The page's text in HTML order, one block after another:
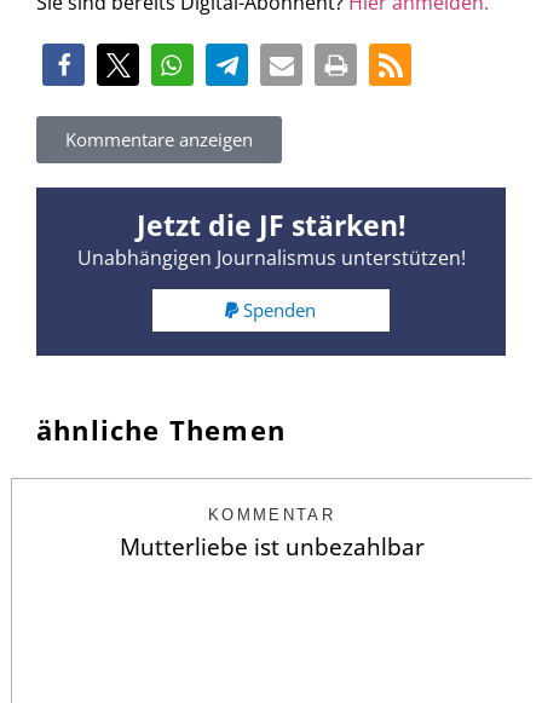
Kommentare anzeigen
Jetzt die JF stärken!
Unabhängigen Journalismus unterstützen!
Spenden
ähnliche Themen
KOMMENTAR
Mutterliebe ist unbezahlbar